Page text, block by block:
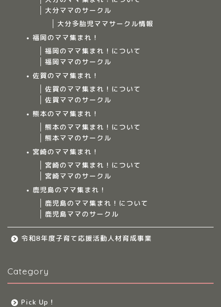
大分ママのサークル
大分多胎児ママサークル情報
福岡のママ集まれ！
福岡のママ集まれ！について
福岡ママのサークル
佐賀のママ集まれ！
佐賀のママ集まれ！について
佐賀ママのサークル
熊本のママ集まれ！
熊本のママ集まれ！について
熊本ママのサークル
宮崎のママ集まれ！
宮崎のママ集まれ！について
宮崎ママのサークル
鹿児島のママ集まれ！
鹿児島のママ集まれ！について
鹿児島ママのサークル
令和8年度子育て応援活動人材育成事業
Category
Pick Up！
ママ集まれ！について
ママ集まれ！スタッフ
九州のママ集まれ！
大分のママ集まれ！